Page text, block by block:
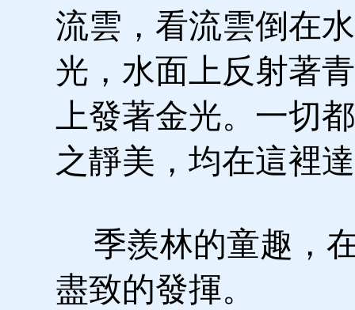
流雲，看流雲倒在
光，水面上反射著
上發著金光。一切
之靜美，均在這裡
季羨林的童趣，
盡致的發揮。